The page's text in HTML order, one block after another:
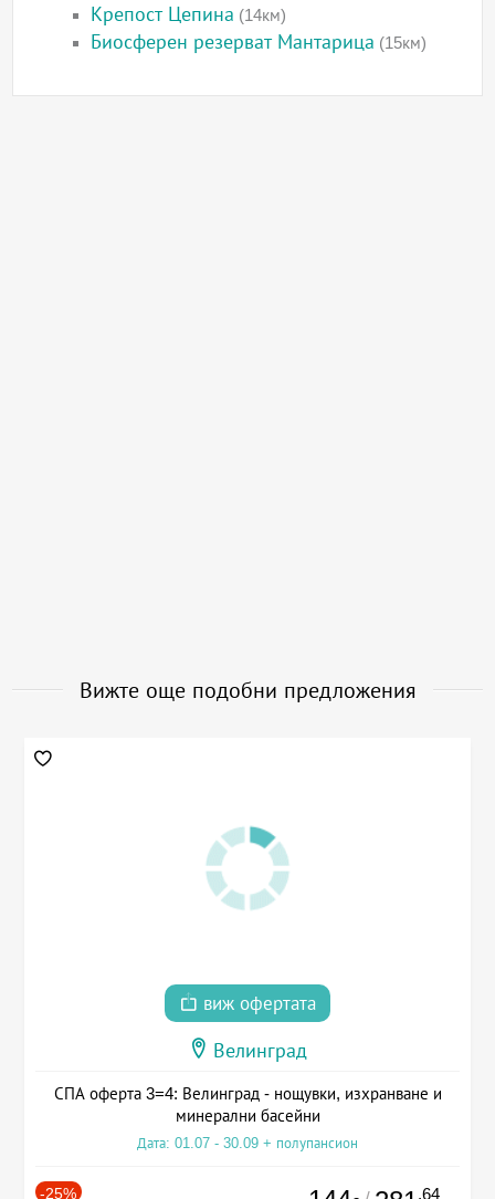
Крепост Цепина (14км)
Биосферен резерват Мантарица (15км)
Вижте още подобни предложения
виж офертата
Велинград
СПА оферта 3=4: Велинград - нощувки, изхранване и
минерални басейни
Дата: 01.07 - 30.09 + полупансион
-25% .64